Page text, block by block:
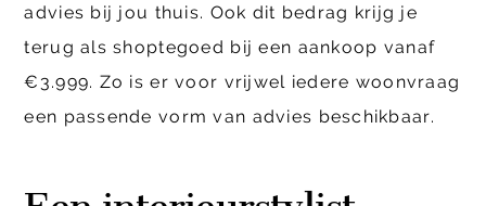
advies bij jou thuis. Ook dit bedrag krijg je
terug als shoptegoed bij een aankoop vanaf
€3.999. Zo is er voor vrijwel iedere woonvraag
een passende vorm van advies beschikbaar.